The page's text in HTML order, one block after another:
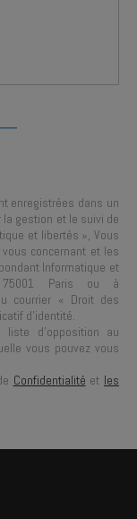
enregistrées dans un
la gestion et le suivi de
et libertés », Vous
concernant et les
Informatique et
Paris ou à
courrier « Droit des
d’identité.
d’opposition au
vous pouvez vous
Confidentialité et les